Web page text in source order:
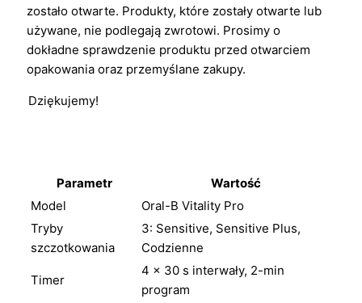
zostało otwarte. Produkty, które zostały otwarte lub
używane, nie podlegają zwrotowi. Prosimy o
dokładne sprawdzenie produktu przed otwarciem
opakowania oraz przemyślane zakupy.
Dziękujemy!
Parametr
Wartość
Model
Oral-B Vitality Pro
Tryby
szczotkowania
3: Sensitive, Sensitive Plus,
Codzienne
Timer
4 × 30 s interwały, 2-min
program